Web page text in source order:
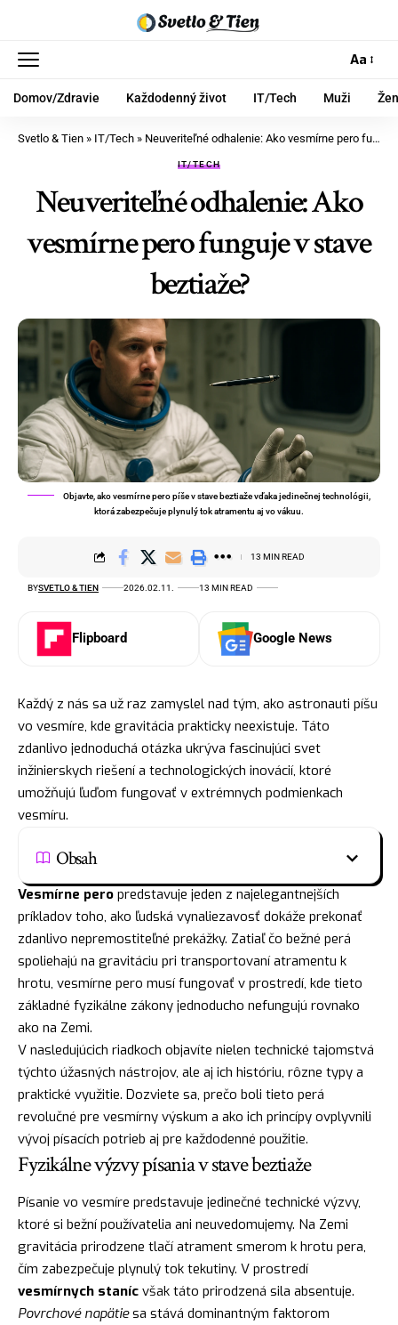
Aa
Domov/Zdravie Každodenný život IT/Tech Muži
Svetlo & Tien » IT/Tech » Neuveriteľné odhalenie: Ako vesmírne pero funguje v stave beztiaže?
IT/TECH
Neuveriteľné odhalenie: Ako
vesmírne pero funguje v stave
beztiaže?
Objavte, ako vesmírne pero píše v stave beztiaže vďaka jedinečnej technológii,
ktorá zabezpečuje plynulý tok atramentu aj vo vákuu.
BYSVETLO & TIEN 2026.02.11. 13 MIN READ
13 MIN READ
Flipboard Google News
Každý z nás sa už raz zamyslel nad tým, ako astronauti píšu
vo vesmíre, kde gravitácia prakticky neexistuje. Táto
zdanlivo jednoduchá otázka ukrýva fascinujúci svet
inžinierskych riešení a technologických inovácií, ktoré
umožňujú ľuďom fungovať v extrémnych podmienkach
vesmíru.
Obsah
Vesmírne pero predstavuje jeden z najelegantnejších
príkladov toho, ako ľudská vynaliezavosť dokáže prekonať
zdanlivo nepremostiteľné prekážky. Zatiaľ čo bežné perá
spoliehajú na gravitáciu pri transportovaní atramentu k
hrotu, vesmírne pero musí fungovať v prostredí, kde tieto
základné fyzikálne zákony jednoducho nefungujú rovnako
ako na Zemi.
V nasledujúcich riadkoch objavíte nielen technické tajomstvá
týchto úžasných nástrojov, ale aj ich históriu, rôzne typy a
praktické využitie. Dozviete sa, prečo boli tieto perá
revolučné pre vesmírny výskum a ako ich princípy ovplyvnili
vývoj písacích potrieb aj pre každodenné použitie.
Fyzikálne výzvy písania v stave beztiaže
Písanie vo vesmíre predstavuje jedinečné technické výzvy,
ktoré si bežní používatelia ani neuvedomujemy. Na Zemi
gravitácia prirodzene tlačí atrament smerom k hrotu pera,
čím zabezpečuje plynulý tok tekutiny. V prostredí
vesmírnych staníc však táto prirodzená sila absentuje.
Povrchové napätiesa stává dominantným faktorom